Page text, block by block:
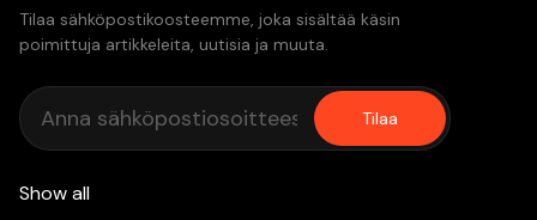
Tilaa sähköpostikoosteemme, joka sisältää käsin
poimittuja artikkeleita, uutisia ja muuta.
Tilaa
Show all